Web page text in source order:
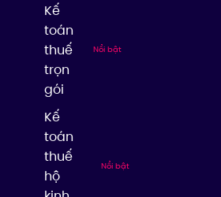
Kế
toán
thuế
trọn
gói
Nổi bật
Kế
toán
thuế
hộ
Nổi bật